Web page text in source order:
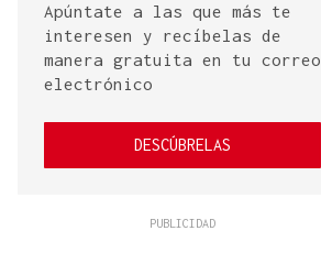
Apúntate a las que más te
interesen y recíbelas de
manera gratuita en tu correo
electrónico
DESCÚBRELAS